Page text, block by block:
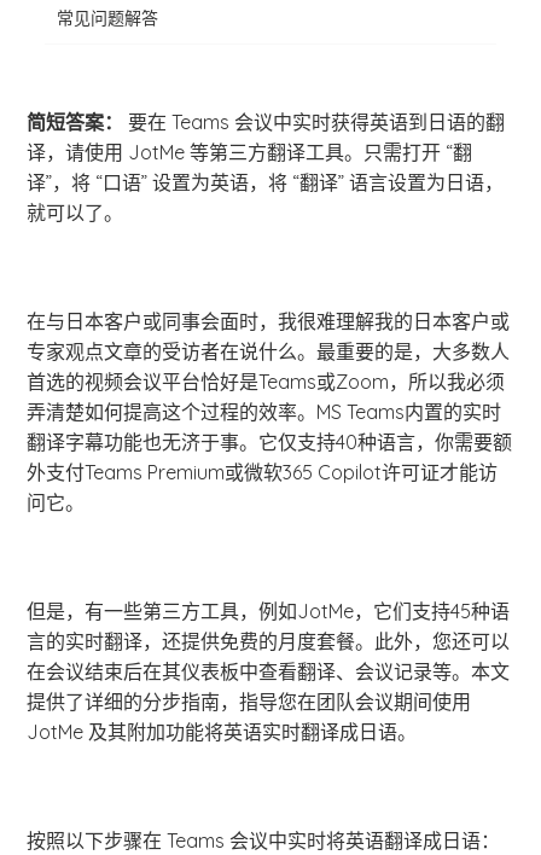
常见问题解答
简短答案：要在 Teams 会议中实时获得英语到日语的翻
译，请使用 JotMe 等第三方翻译工具。只需打开 “翻
译”，将 “口语” 设置为英语，将 “翻译” 语言设置为日语，
就可以了。
在与日本客户或同事会面时，我很难理解我的日本客户或
专家观点文章的受访者在说什么。最重要的是，大多数人
首选的视频会议平台恰好是Teams或Zoom，所以我必须
弄清楚如何提高这个过程的效率。MS Teams内置的实时
翻译字幕功能也无济于事。它仅支持40种语言，你需要额
外支付Teams Premium或微软365 Copilot许可证才能访
问它。
但是，有一些第三方工具，例如JotMe，它们支持45种语
言的实时翻译，还提供免费的月度套餐。此外，您还可以
在会议结束后在其仪表板中查看翻译、会议记录等。本文
提供了详细的分步指南，指导您在团队会议期间使用
JotMe 及其附加功能将英语实时翻译成日语。
按照以下步骤在 Teams 会议中实时将英语翻译成日语：